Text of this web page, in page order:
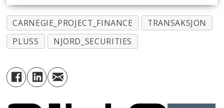
CARNEGIE_PROJECT_FINANCE
TRANSAKSJON
PLUSS
NJORD_SECURITIES